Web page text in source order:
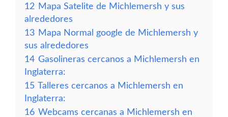
12 Mapa Satelite de Michlemersh y sus
alrededores
13 Mapa Normal google de Michlemersh y
sus alrededores
14 Gasolineras cercanos a Michlemersh en
Inglaterra:
15 Talleres cercanos a Michlemersh en
Inglaterra:
16 Webcams cercanas a Michlemersh en